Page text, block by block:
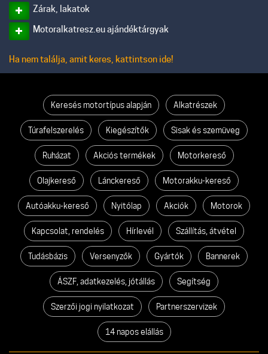
Zárak, lakatok
Motoralkatresz.eu ajándéktárgyak
Ha nem találja, amit keres, kattintson ide!
Keresés motortípus alapján Alkatrészek
Túrafelszerelés Kiegészítők Sisak és szemüveg
Ruházat Akciós termékek Motorkereső
Olajkereső Lánckereső Motorakku-kereső
Autóakku-kereső Nyitólap Akciók Motorok
Kapcsolat, rendelés Hírlevél Szállítás, átvétel
Tudásbázis Versenyzők Gyártók Bannerek
ÁSZF, adatkezelés, jótállás Segítség
Szerzői jogi nyilatkozat Partnerszervizek
14 napos elállás